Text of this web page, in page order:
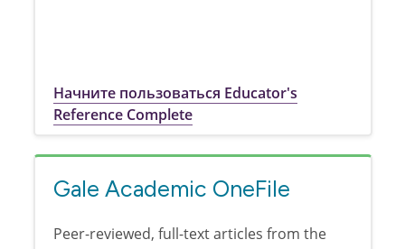
Начните пользоваться Educator's
Reference Complete
Gale Academic OneFile
Peer-reviewed, full-text articles from the